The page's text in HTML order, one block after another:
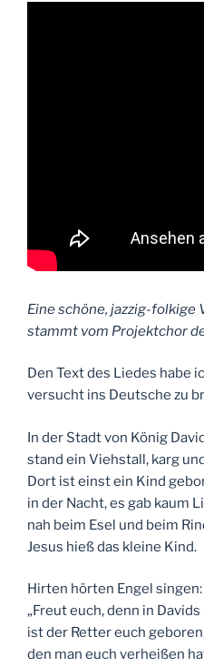
Eine schöne, jazzig-folkige
stammt vom Projektchor
Den Text des Liedes habe
versucht ins Deutsche zu
In der Stadt von König
stand ein Viehstall, karg
Dort ist einst ein Kind
in der Nacht, es gab kaum
nah beim Esel und beim
Jesus hieß das kleine Kind.
Hirten hörten Engel singen:
„Freut euch, denn in
ist der Retter euch
den man euch verheißen